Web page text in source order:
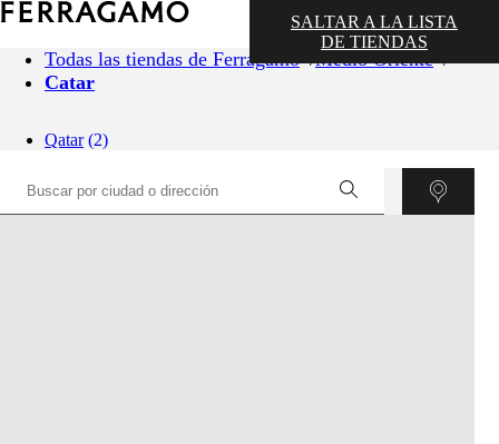
Todas las tiendas de Ferragamo
Medio Oriente
Catar
Qatar (2)
SALTAR A LA LISTA
DE TIENDAS
CARTO